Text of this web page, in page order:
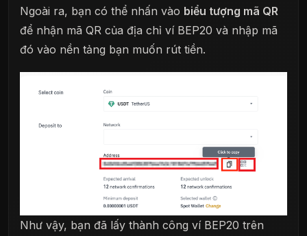
Ngoài ra, bạn có thể nhấn vào biểu tượng mã QR
để nhận mã QR của địa chỉ ví BEP20 và nhập mã
đó vào nền tảng bạn muốn rút tiền.
Như vậy, bạn đã lấy thành công ví BEP20 trên